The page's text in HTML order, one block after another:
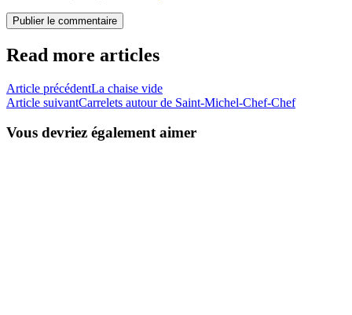
Read more articles
Article précédentLa chaise vide
Article suivantCarrelets autour de Saint-Michel-Chef-Chef
Vous devriez également aimer